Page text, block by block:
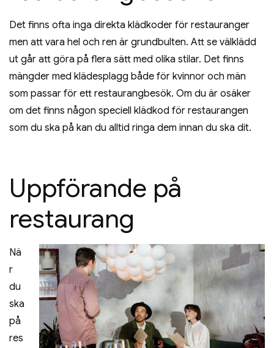
Det finns ofta inga direkta klädkoder för restauranger
men att vara hel och ren är grundbulten. Att se välklädd
ut går att göra på flera sätt med olika stilar. Det finns
mängder med klädesplagg både för kvinnor och män
som passar för ett restaurangbesök. Om du är osäker
om det finns någon speciell klädkod för restaurangen
som du ska på kan du alltid ringa dem innan du ska dit.
Uppförande på
restaurang
Nä
r
du
ska
på
res